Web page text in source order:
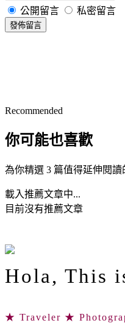
公開留言 私密留言
發佈留言
Recommended
你可能也喜歡
為你精選 3 篇值得延伸閱讀
載入推薦文章中...
目前沒有推薦文章
Hola, This
★ Traveler ★